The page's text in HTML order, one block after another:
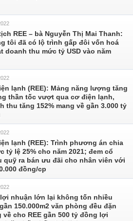
REE – bà Nguyễn Thị Mai Thanh:
tôi đã có lộ trình gấp đôi vốn hoá
doanh thu mức tỷ USD vào năm
lạnh (REE): Mảng năng lượng tăng
thần tốc vượt qua cơ điện lạnh,
thu tăng 152% mang về gần 3.000 tỷ
lạnh (REE): Trình phương án chia
tỷ lệ 25% cho năm 2021; đem cổ
quỹ ra bán ưu đãi cho nhân viên với
đồng/cp
nhuận lớn lại không tốn nhiều
150.000m2 văn phòng đều đặn
về cho REE gần 500 tỷ đồng lợi